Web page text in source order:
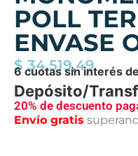
POLL
ENVASE
$ 34.519,49
6 cuotas sin interés
Depósito/
20% de descuento
Envío gratis